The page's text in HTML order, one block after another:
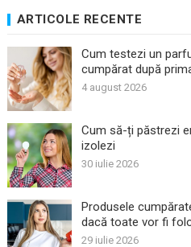
ARTICOLE RECENTE
Cum testezi un
cumpărat după
4 august 2026
Cum să-ți păstrezi
izolezi
30 iulie 2026
Produsele
dacă toate vor fi
29 iulie 2026